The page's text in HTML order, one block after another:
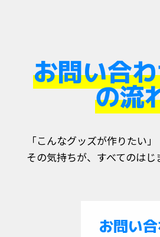
お問い合
の流
「こんなグッズが作りたい」
その気持ちが、すべてのはじ
お問い